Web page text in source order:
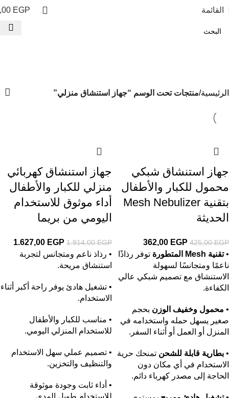
القائمة EGP
الرئيسية منتجات تحت الوسم “جهاز استنشاق منزلي”
جهاز استنشاق شبكي
محمول للكبار والأطفال
بتقنية Mesh Nebulizer
الحديثة
425,00EGP
362,00 EGP
•تقنية Mesh المتطورة
توفر رذاذًا
ناعمًا ومتجانسًا لسهولة
الاستنشاق مع تصميم شبكي عالي
الكفاءة.
• محمول وخفيف الوزن بحجم
صغير يسهل حمله واستخدامه في
المنزل أو العمل أو أثناء السفر.
• بطارية قابلة للشحن تمنحك حرية
الاستخدام في أي مكان دون
الحاجة إلى مصدر كهرباء دائم.
جهاز استنشاق كهربائي
منزلي للكبار والأطفال
أداء موثوق للاستخدام
اليومي من بريما
1.914,00EGP
1.627,00 EGP
• رذاذ ناعم ومتجانس لتجربة
استنشاق مريحة.
• تشغيل هادئ يوفر راحة أكبر أثناء
الاستخدام.
• مناسب للكبار والأطفال
للاستخدام المنزلي اليومي.
• تصميم عملي سهل الاستخدام
والتنظيف والتخزين.
• أداء ثابت وجودة موثوقة
للاستخدام طويل المدى.